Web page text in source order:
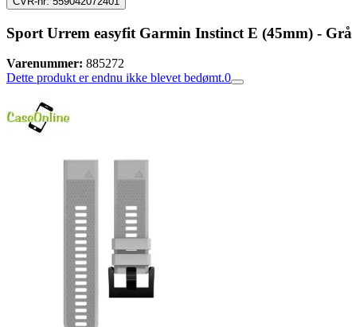
Sport Urrem easyfit Garmin Instinct E (45mm) - Grå
Varenummer: 885272
Dette produkt er endnu ikke blevet bedømt.0